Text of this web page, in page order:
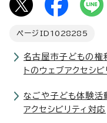
ページID 1028285
名古屋市子どもの権
トのウェブアクセシ
なごや子ども体験活
アクセシビリティ対応